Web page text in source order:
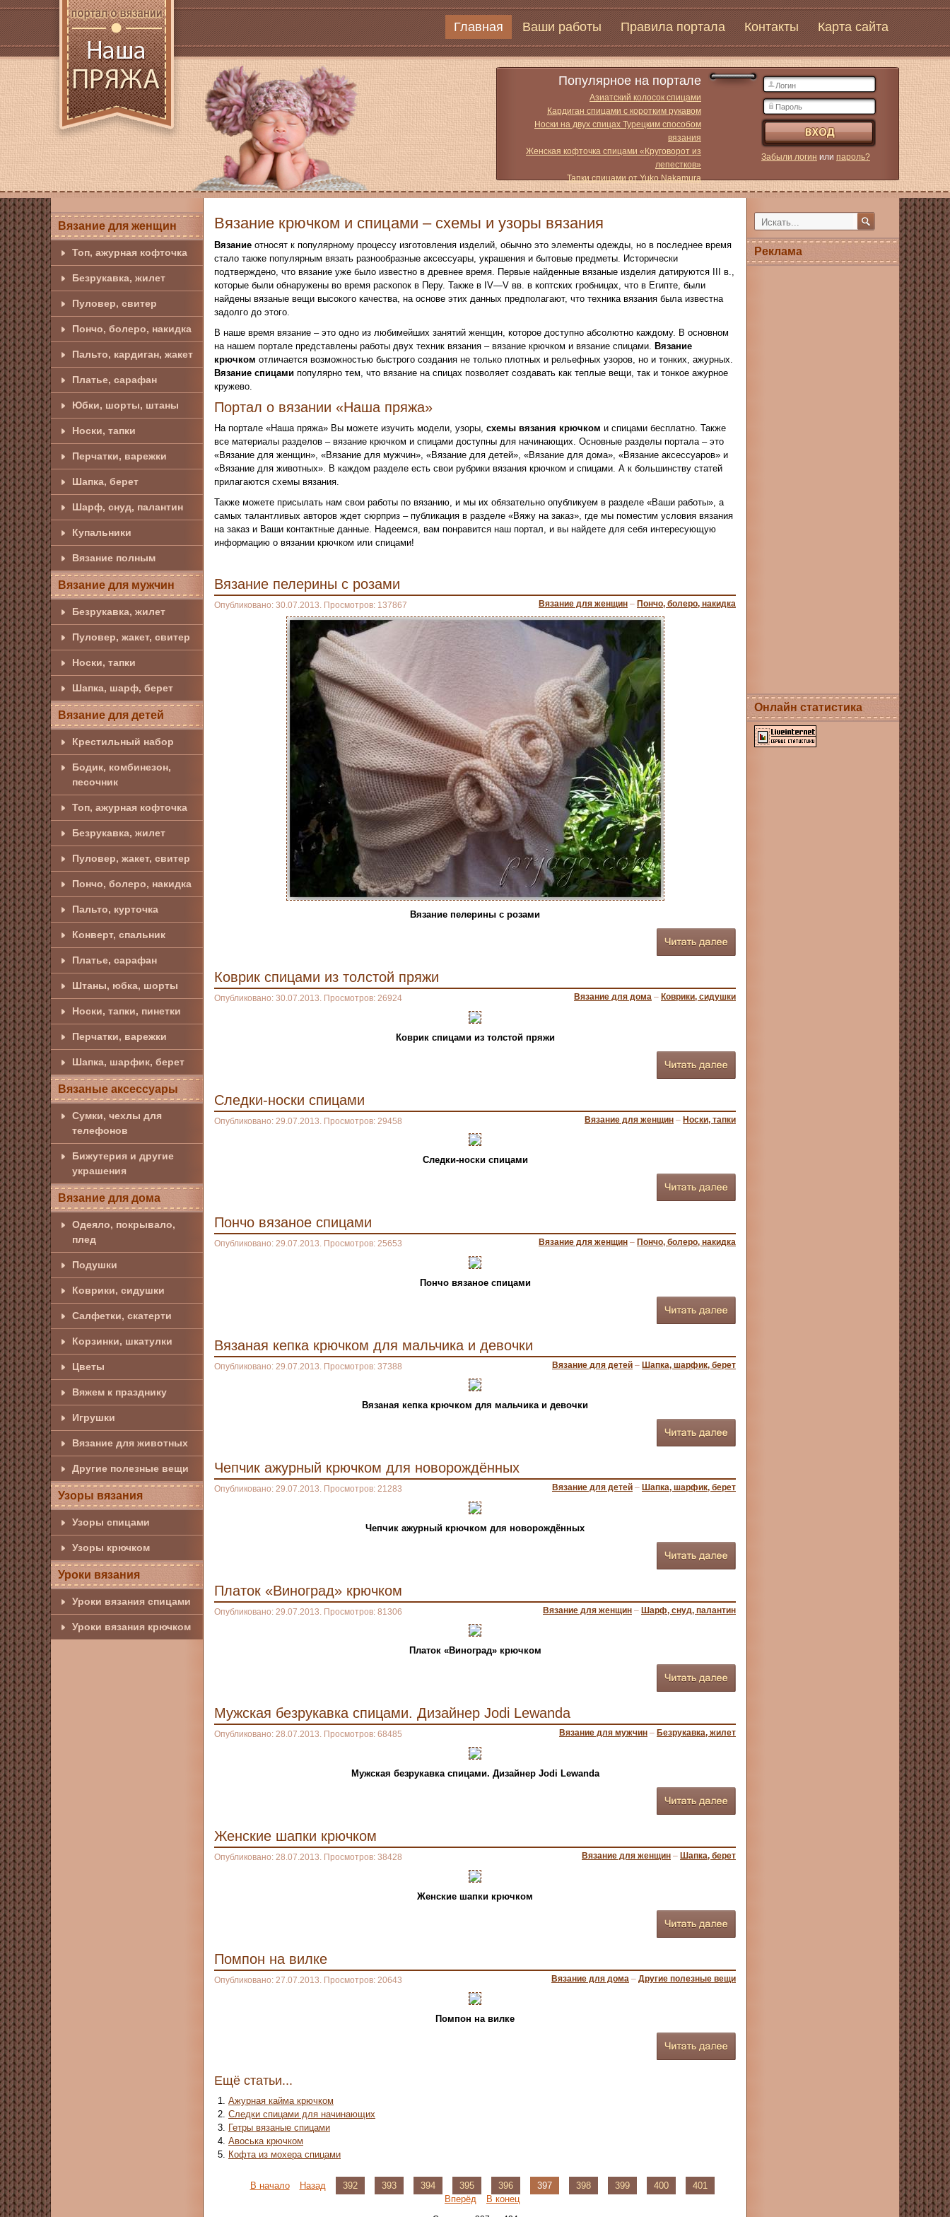
Главная Ваши работы Правила портала Контакты Карта сайта
Популярное на портале
Азиатский колосок спицами
Кардиган спицами с коротким рукавом
Носки на двух спицах Турецким способом
вязания
Женская кофточка спицами «Круговорот из
лепестков»
Тапки спицами от Yuko Nakamura
Забыли логин или пароль?
Вязание для женщин
Топ, ажурная кофточка
Безрукавка, жилет
Пуловер, свитер
Пончо, болеро, накидка
Пальто, кардиган, жакет
Платье, сарафан
Юбки, шорты, штаны
Носки, тапки
Перчатки, варежки
Шапка, берет
Шарф, снуд, палантин
Купальники
Вязание полным
Вязание для мужчин
Безрукавка, жилет
Пуловер, жакет, свитер
Носки, тапки
Шапка, шарф, берет
Вязание для детей
Крестильный набор
Бодик, комбинезон,
песочник
Топ, ажурная кофточка
Безрукавка, жилет
Пуловер, жакет, свитер
Пончо, болеро, накидка
Пальто, курточка
Конверт, спальник
Платье, сарафан
Штаны, юбка, шорты
Носки, тапки, пинетки
Перчатки, варежки
Шапка, шарфик, берет
Вязаные аксессуары
Сумки, чехлы для
телефонов
Бижутерия и другие
украшения
Вязание для дома
Одеяло, покрывало,
плед
Подушки
Коврики, сидушки
Салфетки, скатерти
Корзинки, шкатулки
Цветы
Вяжем к празднику
Игрушки
Вязание для животных
Другие полезные вещи
Узоры вязания
Узоры спицами
Узоры крючком
Уроки вязания
Уроки вязания спицами
Уроки вязания крючком
Вязание крючком и спицами – схемы и узоры вязания
Вязание относят к популярному процессу изготовления изделий, обычно это элементы одежды, но в последнее время
стало также популярным вязать разнообразные аксессуары, украшения и бытовые предметы. Исторически
подтверждено, что вязание уже было известно в древнее время. Первые найденные вязаные изделия датируются III в.,
которые были обнаружены во время раскопок в Перу. Также в IV—V вв. в коптских гробницах, что в Египте, были
найдены вязаные вещи высокого качества, на основе этих данных предполагают, что техника вязания была известна
задолго до этого.
В наше время вязание – это одно из любимейших занятий женщин, которое доступно абсолютно каждому. В основном
на нашем портале представлены работы двух техник вязания – вязание крючком и вязание спицами. Вязание
крючком отличается возможностью быстрого создания не только плотных и рельефных узоров, но и тонких, ажурных.
Вязание спицами популярно тем, что вязание на спицах позволяет создавать как теплые вещи, так и тонкое ажурное
кружево.
Портал о вязании «Наша пряжа»
На портале «Наша пряжа» Вы можете изучить модели, узоры, схемы вязания крючком и спицами бесплатно. Также
все материалы разделов – вязание крючком и спицами доступны для начинающих. Основные разделы портала – это
«Вязание для женщин», «Вязание для мужчин», «Вязание для детей», «Вязание для дома», «Вязание аксессуаров» и
«Вязание для животных». В каждом разделе есть свои рубрики вязания крючком и спицами. А к большинству статей
прилагаются схемы вязания.
Также можете присылать нам свои работы по вязанию, и мы их обязательно опубликуем в разделе «Ваши работы», а
самых талантливых авторов ждет сюрприз – публикация в разделе «Вяжу на заказ», где мы поместим условия вязания
на заказ и Ваши контактные данные. Надеемся, вам понравится наш портал, и вы найдете для себя интересующую
информацию о вязании крючком или спицами!
Вязание пелерины с розами
Опубликовано: 30.07.2013. Просмотров: 137867 Вязание для женщин – Пончо, болеро, накидка
Вязание пелерины с розами
Коврик спицами из толстой пряжи
Опубликовано: 30.07.2013. Просмотров: 26924 Вязание для дома – Коврики, сидушки
Коврик спицами из толстой пряжи
Следки-носки спицами
Опубликовано: 29.07.2013. Просмотров: 29458 Вязание для женщин – Носки, тапки
Следки-носки спицами
Пончо вязаное спицами
Опубликовано: 29.07.2013. Просмотров: 25653 Вязание для женщин – Пончо, болеро, накидка
Пончо вязаное спицами
Вязаная кепка крючком для мальчика и девочки
Опубликовано: 29.07.2013. Просмотров: 37388 Вязание для детей – Шапка, шарфик, берет
Вязаная кепка крючком для мальчика и девочки
Чепчик ажурный крючком для новорождённых
Опубликовано: 29.07.2013. Просмотров: 21283 Вязание для детей – Шапка, шарфик, берет
Чепчик ажурный крючком для новорождённых
Платок «Виноград» крючком
Опубликовано: 29.07.2013. Просмотров: 81306 Вязание для женщин – Шарф, снуд, палантин
Платок «Виноград» крючком
Мужская безрукавка спицами. Дизайнер Jodi Lewanda
Опубликовано: 28.07.2013. Просмотров: 68485 Вязание для мужчин – Безрукавка, жилет
Мужская безрукавка спицами. Дизайнер Jodi Lewanda
Женские шапки крючком
Опубликовано: 28.07.2013. Просмотров: 38428 Вязание для женщин – Шапка, берет
Женские шапки крючком
Помпон на вилке
Опубликовано: 27.07.2013. Просмотров: 20643 Вязание для дома – Другие полезные вещи
Помпон на вилке
Ещё статьи...
Ажурная кайма крючком
Следки спицами для начинающих
Гетры вязаные спицами
Авоська крючком
Кофта из мохера спицами
В начало Назад 392 393 394 395 396 397 398 399 400
401
Вперёд
В конец
Реклама
Онлайн статистика